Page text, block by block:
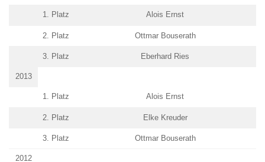
1. Platz Alois Ernst
2. Platz Ottmar Bouserath
3. Platz Eberhard Ries
2013
1. Platz Alois Ernst
2. Platz Elke Kreuder
3. Platz Ottmar Bouserath
2012